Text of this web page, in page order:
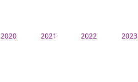
2020 2021 2022 2023